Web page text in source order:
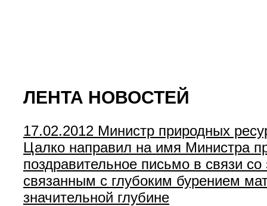
ЛЕНТА НОВОСТЕЙ
17.02.2012 Министр природных
Цалко направил на имя Министра
поздравительное письмо в связи
связанным с глубоким бурением
значительной глубине